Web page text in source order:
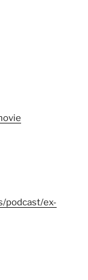
podcast/ex-